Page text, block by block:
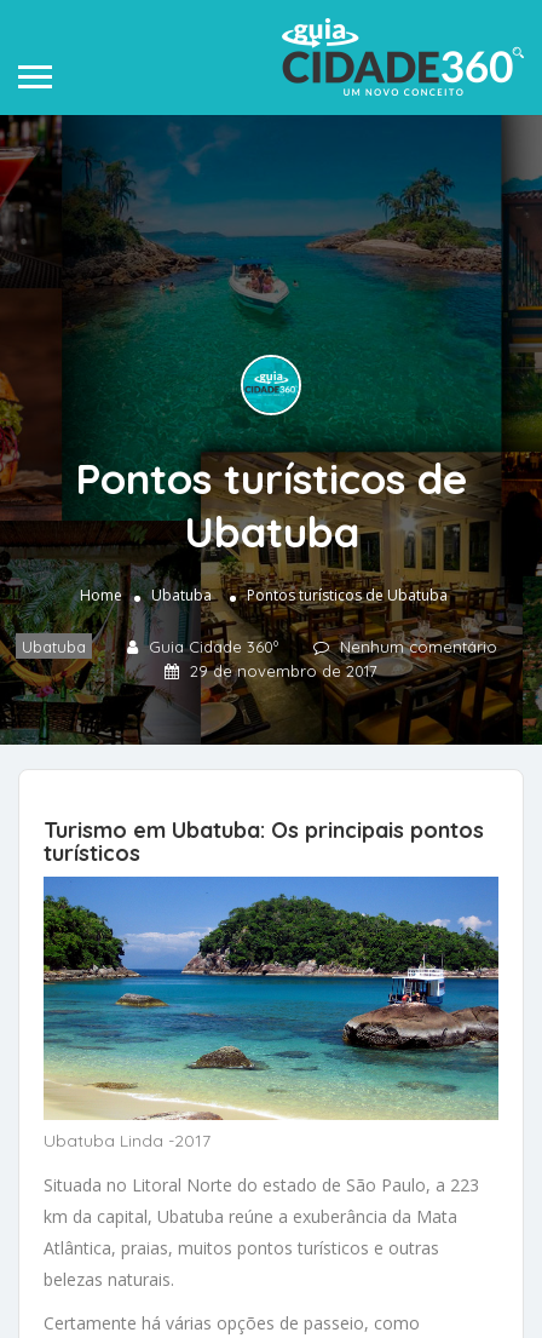
Pontos turísticos de
Ubatuba
Home Ubatuba Pontos turísticos de Ubatuba
Ubatuba Guia Cidade 360º
Nenhum comentário
29 de novembro de 2017
Turismo em Ubatuba: Os principais pontos
turísticos
Ubatuba Linda -2017
Situada no Litoral Norte do estado de São Paulo, a 223
km da capital, Ubatuba reúne a exuberância da Mata
Atlântica, praias, muitos pontos turísticos e outras
belezas naturais.
Certamente há várias opções de passeio, como